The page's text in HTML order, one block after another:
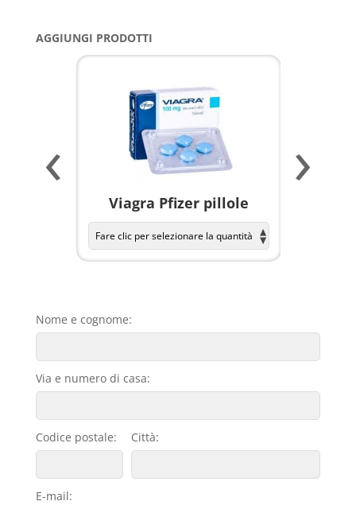
AGGIUNGI PRODOTTI
Viagra Pfizer pillole
‹ ›
Nome e cognome:
Via e numero di casa:
Codice postale: Città:
E-mail: